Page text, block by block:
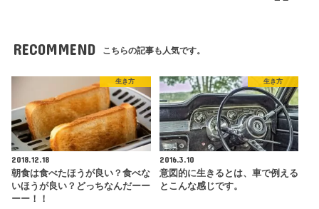
RECOMMEND こちらの記事も人気です。
生き方
2018.12.18
朝食は食べたほうが良い？食べな
いほうが良い？どっちなんだーー
ーー！！
生き方
2016.3.10
意図的に生きるとは、車で例える
とこんな感じです。